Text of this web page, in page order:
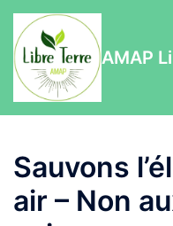
Aller
contenu
AMAP
Sauvons
air – Non